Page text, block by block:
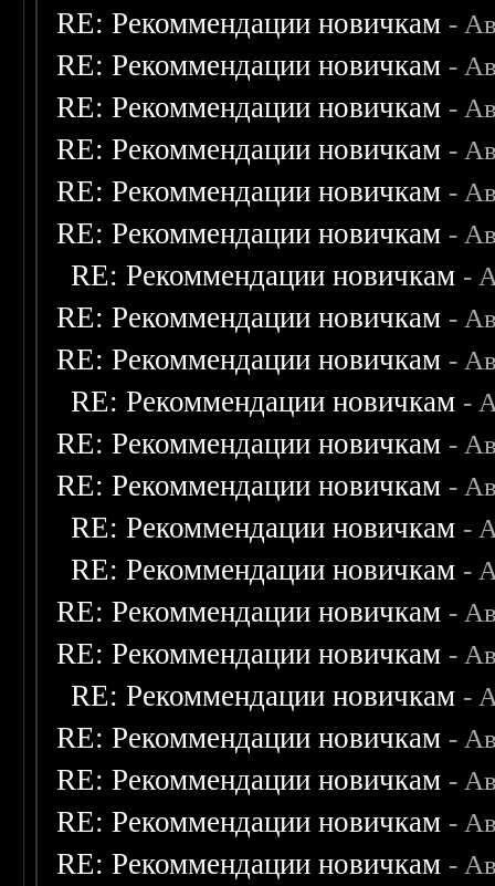
RE: Рекоммендации новичкам -
RE: Рекоммендации новичкам -
RE: Рекоммендации новичкам -
RE: Рекоммендации новичкам -
RE: Рекоммендации новичкам -
RE: Рекоммендации новичкам -
RE: Рекоммендации новичкам -
RE: Рекоммендации новичкам -
RE: Рекоммендации новичкам -
RE: Рекоммендации новичкам -
RE: Рекоммендации новичкам -
RE: Рекоммендации новичкам -
RE: Рекоммендации новичкам -
RE: Рекоммендации новичкам -
RE: Рекоммендации новичкам -
RE: Рекоммендации новичкам -
RE: Рекоммендации новичкам -
RE: Рекоммендации новичкам -
RE: Рекоммендации новичкам -
RE: Рекоммендации новичкам -
RE: Рекоммендации новичкам -